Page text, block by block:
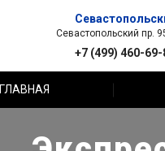
Севастопольский пр.
+7 (499) 460-69-
ГЛАВНАЯ